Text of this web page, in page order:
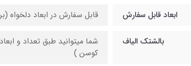
ابعاد قابل سفارش قابل سفارش در ابعاد دلخواه
بالشتک الیاف
شما میتوانید طبق تعداد و
کوسن )